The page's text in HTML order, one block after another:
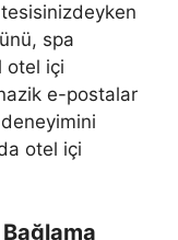
spa
otel içi
e-postalar
otel içi